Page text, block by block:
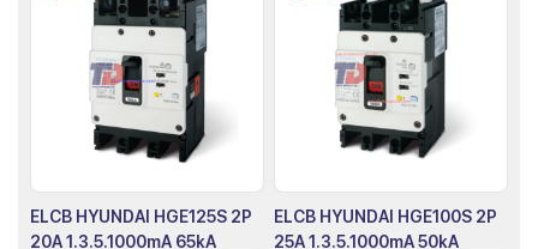
ELCB HYUNDAI HGE125S 2P
20A 1.3.5.1000mA 65kA
ELCB HYUNDAI HGE100S 2P
25A 1.3.5.1000mA 50kA